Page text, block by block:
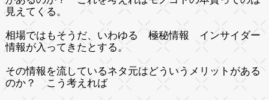
見えてくる。
相場ではもそうだ、いわゆる 極秘情報 インサイダー
情報が入ってきたとする。
その情報を流しているネタ元はどういうメリットがある
のか？ こう考えれば